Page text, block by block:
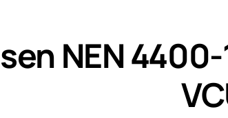
NEN 4400-